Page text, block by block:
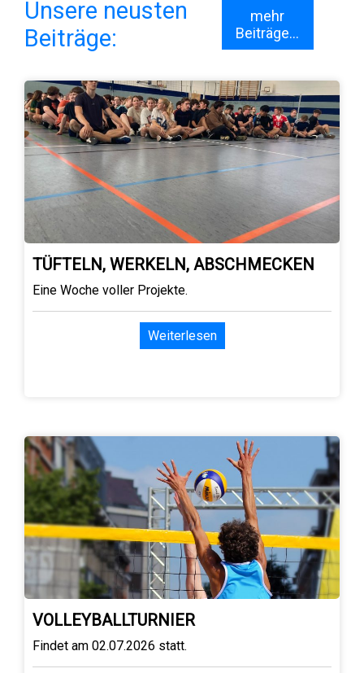
Unsere neusten
Beiträge:
mehr
Beiträge...
TÜFTELN, WERKELN, ABSCHMECKEN
Eine Woche voller Projekte.
Weiterlesen
VOLLEYBALLTURNIER
Findet am 02.07.2026 statt.